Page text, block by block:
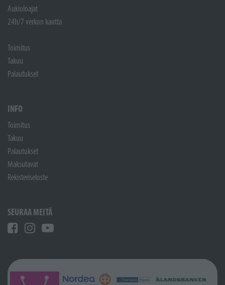
Aukioloajat
24h/7 verkon kautta
Toimitus
Takuu
Palautukset
INFO
Toimitus
Takuu
Palautukset
Maksutavat
Rekisteriseloste
SEURAA MEITÄ